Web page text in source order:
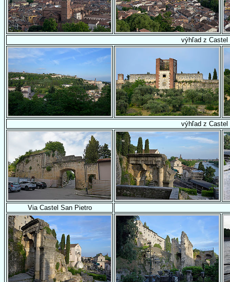
výhľad z Castel
výhľad z Castel
Via Castel San Pietro